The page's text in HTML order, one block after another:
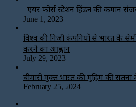
एयर फोर्स स्टेशन हिंडन की कमान
June 1, 2023
विश्‍व की निजी कंपनियों से भारत के
करने का आह्वान
July 29, 2023
बीमारी मुक्त भारत की मुहिम की सतना में
February 25, 2024